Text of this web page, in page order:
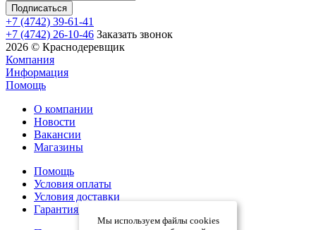
+7 (4742) 39-61-41
+7 (4742) 26-10-46 Заказать звонок
2026 © Краснодеревщик
Компания
Информация
Помощь
О компании
Новости
Вакансии
Магазины
Помощь
Условия оплаты
Условия доставки
Гарантия на товар
Мы используем файлы cookies